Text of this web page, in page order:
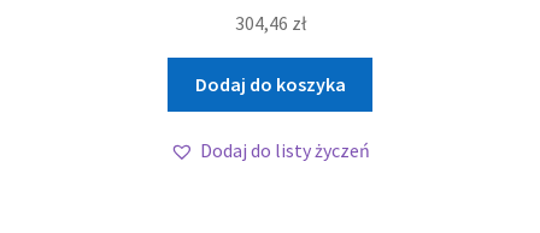
304,46 zł
Dodaj do koszyka
Dodaj do listy życzeń